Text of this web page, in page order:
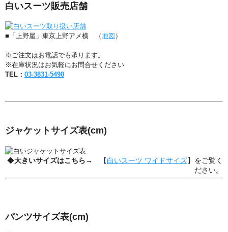
白いスーツ販売店舗
■「上野屋」東京上野アメ横 （地図 ）
※ご注文はお電話でも承ります。
※在庫状況はお気軽にお問合せください
TEL： 03-3831-5490
ジャケットサイズ表(cm)
◆大きいサイズはこちら→ 【白いスーツ ワイドサイズ】をご覧く
ださい。
パンツサイズ表(cm)